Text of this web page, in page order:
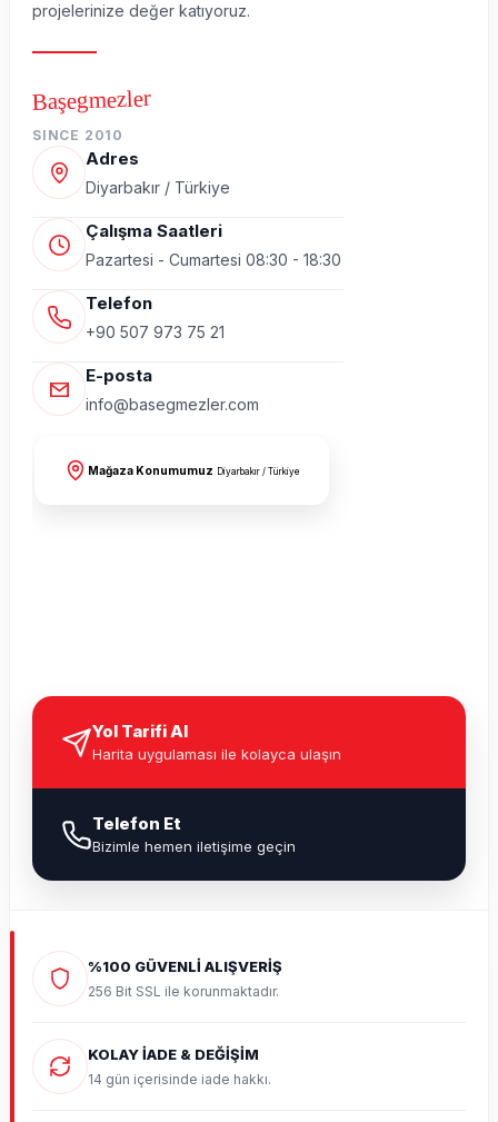
projelerinize değer katıyoruz.
Başegmezler
SINCE 2010
Adres
Diyarbakır / Türkiye
Çalışma Saatleri
Pazartesi - Cumartesi 08:30 - 18:30
Telefon
+90 507 973 75 21
E-posta
info@basegmezler.com
Mağaza Konumumuz Diyarbakır / Türkiye
Yol Tarifi Al
Harita uygulaması ile kolayca ulaşın
Telefon Et
Bizimle hemen iletişime geçin
%100 GÜVENLİ ALIŞVERİŞ
256 Bit SSL ile korunmaktadır.
KOLAY İADE & DEĞİŞİM
14 gün içerisinde iade hakkı.